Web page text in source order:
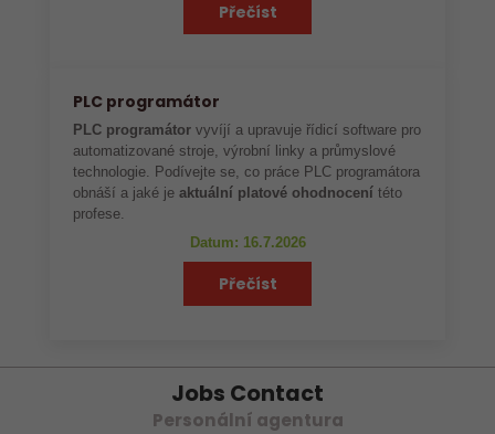
Přečíst
PLC programátor
PLC programátor vyvíjí a upravuje řídicí software pro
automatizované stroje, výrobní linky a průmyslové
technologie. Podívejte se, co práce PLC programátora
obnáší a jaké je aktuální platové ohodnocení této
profese.
Datum: 16.7.2026
Přečíst
Jobs Contact
Personální agentura